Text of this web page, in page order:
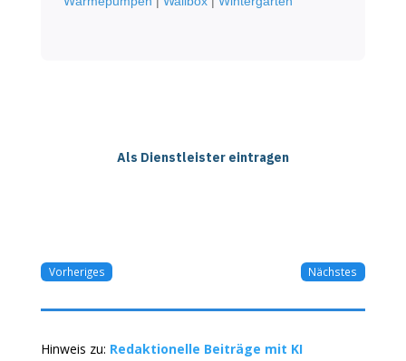
Als Dienstleister eintragen
Vorheriges Nächstes
Hinweis zu: Redaktionelle Beiträge mit KI